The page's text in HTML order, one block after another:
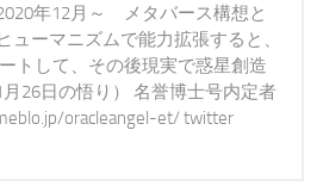
年12月～ メタバース構想と
ーマニズムで能力拡張すると、
トして、その後現実で惑星創造
26日の悟り） 名誉博士号内定者
oracleangel-et/ twitter